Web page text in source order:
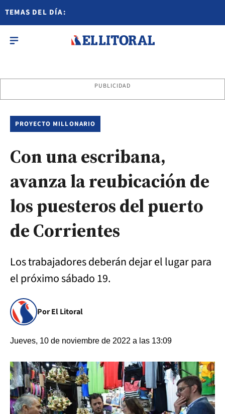
TEMAS DEL DÍA:
PUBLICIDAD
PROYECTO MILLONARIO
Con una escribana,
avanza la reubicación de
los puesteros del puerto
de Corrientes
Los trabajadores deberán dejar el lugar para
el próximo sábado 19.
Por El Litoral
Jueves, 10 de noviembre de 2022 a las 13:09